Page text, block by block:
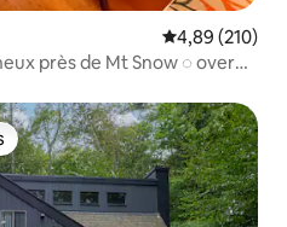
Note
4,89 (210)
près de Mt Snow ◌ over
les plus aimés